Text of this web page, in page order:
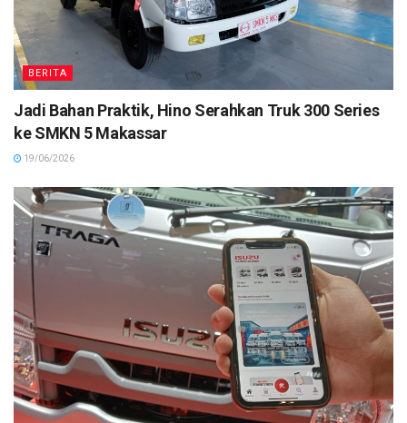
BERITA
Jadi Bahan Praktik, Hino Serahkan Truk 300 Series
ke SMKN 5 Makassar
19/06/2026